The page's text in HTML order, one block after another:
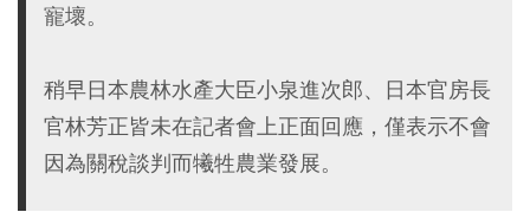
寵壞。
稍早日本農林水產大臣小泉進次郎、日本官房長
官林芳正皆未在記者會上正面回應，僅表示不會
因為關稅談判而犧牲農業發展。